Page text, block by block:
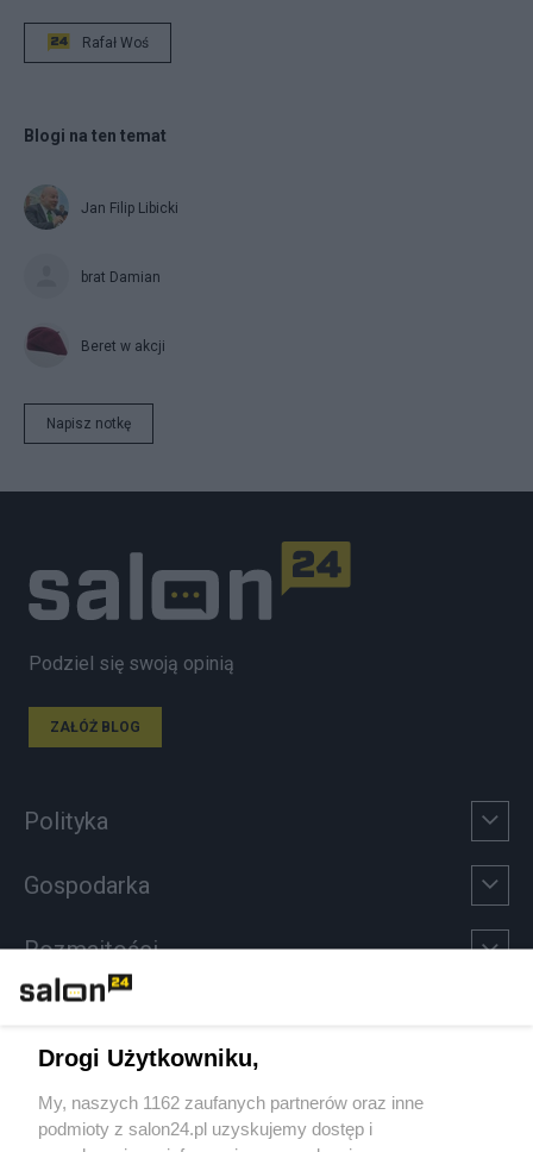
Rafał Woś
Blogi na ten temat
Jan Filip Libicki
brat Damian
Beret w akcji
Napisz notkę
Podziel się swoją opinią
ZAŁÓŻ BLOG
Polityka
Gospodarka
Rozmaitości
Sport
Społeczeństwo
Drogi Użytkowniku,
My, naszych 1162 zaufanych partnerów oraz inne
podmioty z salon24.pl uzyskujemy dostęp i